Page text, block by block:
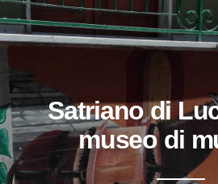
Satriano di
museo di